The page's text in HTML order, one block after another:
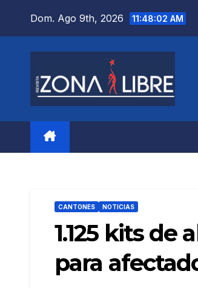
Dom. Ago 9th, 2026 11:48:03 AM
CANTONES NOTICIAS
1.125 kits de
para